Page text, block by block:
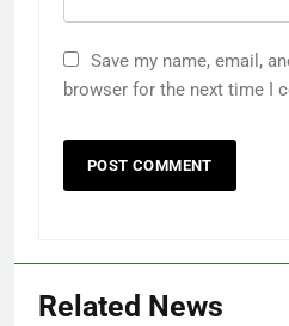
Save my name, email,
browser for the next time I
Related News